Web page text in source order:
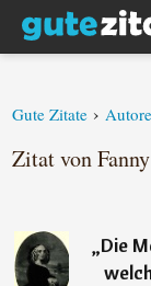
Gute Zitate ›
Zitat von
„Die